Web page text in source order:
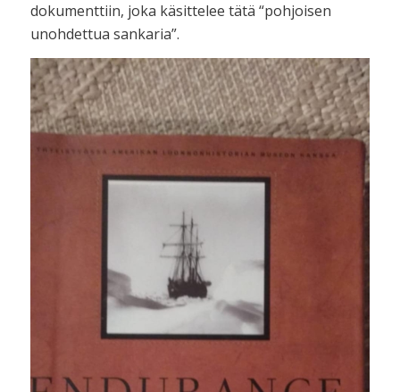
dokumenttiin, joka käsittelee tätä “pohjoisen
unohdettua sankaria”.